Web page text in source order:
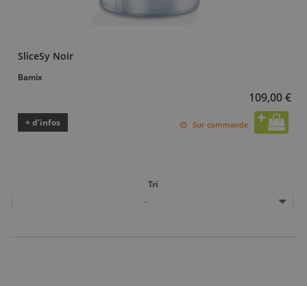
SliceSy Noir
Bamix
109,00 €
+ d’infos Sur commande
Tri
--